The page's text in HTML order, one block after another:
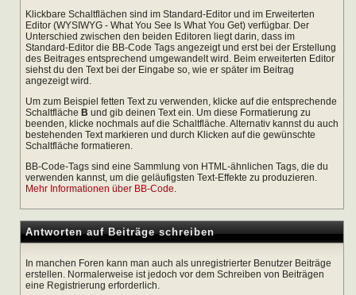
Klickbare Schaltflächen sind im Standard-Editor und im Erweiterten
Editor (WYSIWYG - What You See Is What You Get) verfügbar. Der
Unterschied zwischen den beiden Editoren liegt darin, dass im
Standard-Editor die BB-Code Tags angezeigt und erst bei der Erstellung
des Beitrages entsprechend umgewandelt wird. Beim erweiterten Editor
siehst du den Text bei der Eingabe so, wie er später im Beitrag
angezeigt wird.
Um zum Beispiel fetten Text zu verwenden, klicke auf die entsprechende
Schaltfläche B und gib deinen Text ein. Um diese Formatierung zu
beenden, klicke nochmals auf die Schaltfläche. Alternativ kannst du auch
bestehenden Text markieren und durch Klicken auf die gewünschte
Schaltfläche formatieren.
BB-Code-Tags sind eine Sammlung von HTML-ähnlichen Tags, die du
verwenden kannst, um die geläufigsten Text-Effekte zu produzieren.
Mehr Informationen über BB-Code
Antworten auf Beiträge schreiben
In manchen Foren kann man auch als unregistrierter Benutzer Beiträge
erstellen. Normalerweise ist jedoch vor dem Schreiben von Beiträgen
eine Registrierung erforderlich.